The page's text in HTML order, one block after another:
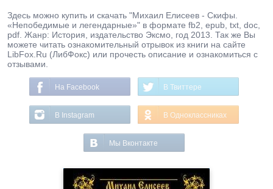
Здесь можно купить и скачать "Михаил Елисеев - Скифы.
«Непобедимые и легендарные»" в формате fb2, epub, txt, doc,
pdf. Жанр: История, издательство Эксмо, год 2013. Так же Вы
можете читать ознакомительный отрывок из книги на сайте
LibFox.Ru (ЛибФокс) или прочесть описание и ознакомиться с
отзывами.
На Facebook В Твиттере
В Instagram В Одноклассниках
Мы Вконтакте